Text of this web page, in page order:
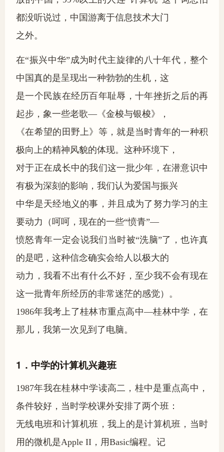
都没听说过，中国游离于信息技术大门
之外。
在“振兴中华”成为时代主旋律的八十年代，整个
中国真的是呈现出一种勃勃的生机，这
是一个民族在经历百年耻辱，十年挫折之后的再
起步，象一些老歌—《金梭与银梭》，
《在希望的田野上》等，就是当时青年的一种积
极向上的精神风貌的体现。这种环境下，
对于正在成长中的我们这一批少年，在潜意识中
有极为深刻的影响，我们认为爱国与振兴
中华是天经地义的事，并且成为了努力学习的主
要动力（呵呵，现在的一些“愤青”—
愤怒青年一定会说我们当时被“洗脑”了，也许真
的是吧，这种信念确实会给人以极大的
动力，我看不出有什么不好，至少我不会有现在
这一批青年所经历的非常迷茫的感觉）。
1986年我考上了桂林市重点高中—桂林中学，在
那儿，我第一次见到了电脑。
1．中学的计算机兴趣班
1987年我在桂林中学读高二，桂中是重点高中，
条件较好，当时学校课外安排了两个班：
无线电班和计算机班，我上的是计算机班，当时
用的微机是Apple II，用Basic编程。记